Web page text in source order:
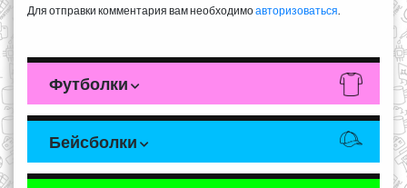
Для отправки комментария вам необходимоавторизоваться
Футболки
Бейсболки